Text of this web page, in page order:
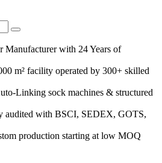
Manufacturer with 24 Years of
m² facility operated by 300+ skilled
Linking sock machines & structured
audited with BSCI, SEDEX, GOTS,
production starting at low MOQ